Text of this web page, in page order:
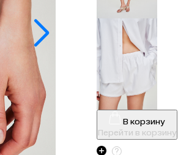
В корзину
Перейти в корзину